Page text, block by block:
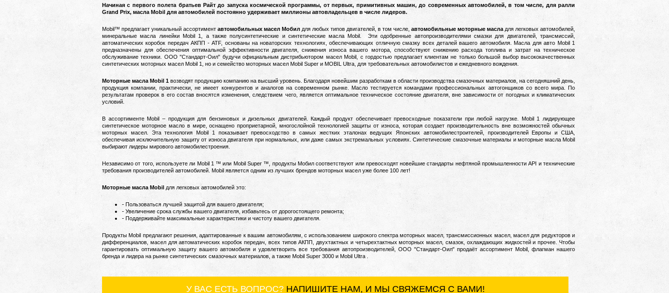
Начиная с первого полета братьев Райт до запуска космической программы, от первых, примитивных машин, до современных автомобилей, в том числе, для ралли
Grand Prix, масла Mobil для автомобилей постоянно удерживает миллионы автовладельцев в числе лидеров.
Mobil™ предлагает уникальный ассортимент автомобильных масел Мобил для любых типов двигателей, в том числе, автомобильные моторные масла для легковых автомобилей,
минеральные масла линейки Mobil 1, а также полусинтетические и синтетические масла Mobil.Эти одобренные автопроизводителями смазки для двигателей, трансмиссий,
автоматических коробок передач АКПП - ATF, основаны на новаторских технологиях, обеспечивающих отличную смазку всех деталей вашего автомобиля.Масла для авто Mobil 1
предназначены для обеспечения оптимальной эффективности двигателя, снижения износа вашего мотора, способствуют снижению расхода топлива и затрат на техническое
обслуживание техники. ООО "Стандарт-Оил" будучи официальным дистрибьютором масел Mobil, с гордостью предлагает клиентам не только большой выбор высококачественных
синтетических моторных масел Mobil 1, но и семейство моторных масел Mobil Super и MOBIL Ultra, для требовательных автомобилистов и ежедневного вождения.
Моторные масла Mobil 1 возводят продукцию компанию на высший уровень. Благодаря новейшим разработкам в области производства смазочных материалов, на сегодняшний день,
продукция компании, практически, не имеет конкурентов и аналогов на современном рынке.Масло тестируется командами профессиональных автогонщиков со всего мира. По
результатам проверок в его состав вносятся изменения, следствием чего, является оптимальное техническое состояние двигателя, вне зависимости от погодных и климатических
условий.
В ассортименте Mobil – продукция для бензиновых и дизельных двигателей. Каждый продукт обеспечивает превосходные показатели при любой нагрузке. Mobil 1 лидирующее
синтетическое моторное масло в мире, оснащено проприетарной, многослойной технологией защиты от износа, которая создает производительность вне возможностей обычных
моторных масел. Эта технология Mobil 1 показывает превосходство в самых жестких эталонах ведущих Японских автомобилестроителей, производителей Европы и США,
обеспечивая исключительную защиту от износа двигателя при нормальных, или даже самых экстремальных условиях.Синтетические смазочные материалы и моторные масла Mobil
выбирают лидеры мирового автомобилестроения.
Независимо от того, используете ли Mobil 1 ™ или Mobil Super ™, продукты Мобил соответствуют или превосходят новейшие стандарты нефтяной промышленности API и технические
требования производителей автомобилей. Mobil является одним из лучших брендов моторных масел уже более 100 лет!
Моторные масла Mobil для легковых автомобилей это:
Пользоваться лучшей защитой для вашего двигателя;
Увеличение срока службы вашего двигателя, избавьтесь от дорогостоящего ремонта;
Поддерживайте максимальные характеристики и чистоту вашего двигателя.
Продукты Mobil предлагают решения, адаптированные к вашим автомобилям, с использованием широкого спектра моторных масел, трансмиссионных масел, масел для редукторов и
дифференциалов, масел для автоматических коробок передач, всех типов АКПП, двухтактных и четырехтактных моторных масел, смазок, охлаждающих жидкостей и прочее. Чтобы
гарантировать оптимальную защиту вашего автомобиля и удовлетворить все требования автопроизводителей, ООО "Стандарт-Оил" продаёт ассортимент Mobil, флагман нашего
бренда и лидера на рынке синтетических смазочных материалов, а также Mobil Super 3000 и Mobil Ultra .
У ВАС ЕСТЬ ВОПРОС? НАПИШИТЕ НАМ, И МЫ СВЯЖЕМСЯ С ВАМИ!